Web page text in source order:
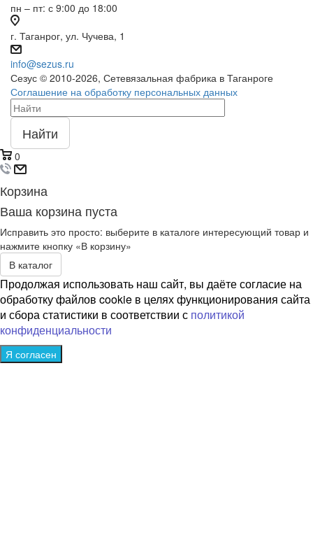
пн – пт: с 9:00 до 18:00
г. Таганрог, ул. Чучева, 1
info@sezus.ru
Сезус © 2010-2026, Сетевязальная фабрика в Таганроге
Соглашение на обработку персональных данных
Найти
0
Корзина
Ваша корзина пуста
Исправить это просто: выберите в каталоге интересующий товар и
нажмите кнопку «В корзину»
В каталог
Продолжая использовать наш сайт, вы даёте согласие на
обработку файлов cookie в целях функционирования сайта
и сбора статистики в соответствии с политикой
конфиденциальности
Я согласен